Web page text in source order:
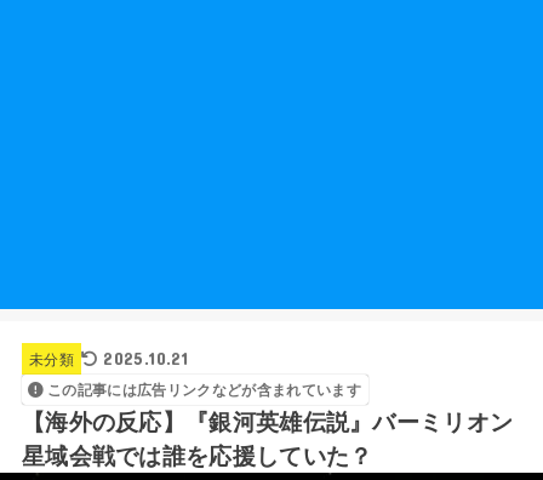
未分類
2025.10.21
この記事には広告リンクなどが含まれています
【海外の反応】『銀河英雄伝説』バーミリオン
星域会戦では誰を応援していた？